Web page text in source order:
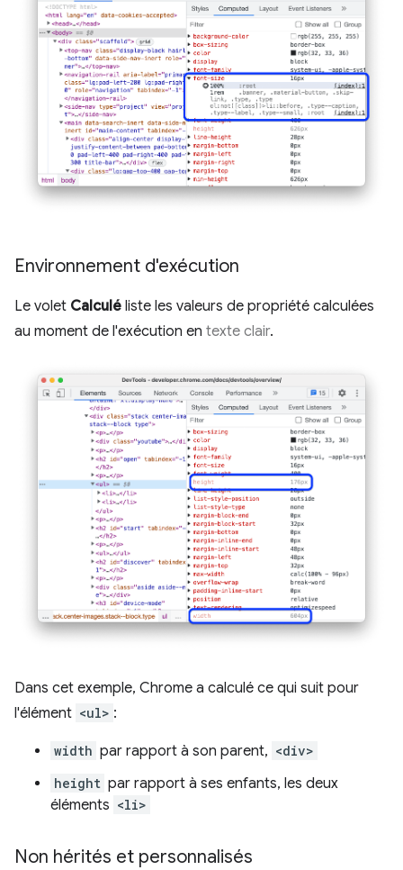
Environnement d'exécution
Le volet Calculé liste les valeurs de propriété calculées
au moment de l'exécution en texte clair.
Dans cet exemple, Chrome a calculé ce qui suit pour
l'élément <ul> :
width par rapport à son parent, <div>
height par rapport à ses enfants, les deux
éléments <li>
Non hérités et personnalisés